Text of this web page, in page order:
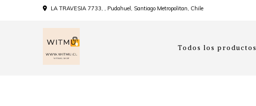
LA TRAVESIA 7733, , Pudahuel, Santiago Metropolitan, Chile
Todos los productos